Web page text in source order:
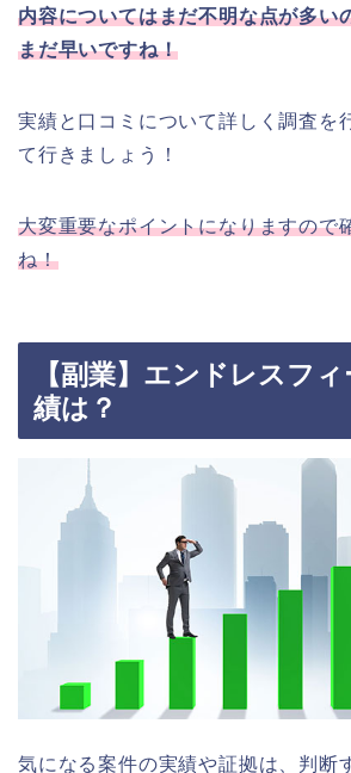
内容についてはまだ不明な点が多い
まだ早いですね！
実績と口コミについて詳しく調査を
て行きましょう！
大変重要なポイントになりますので
ね！
【副業】エンドレスフ
績は？
気になる案件の実績や証拠は、判断